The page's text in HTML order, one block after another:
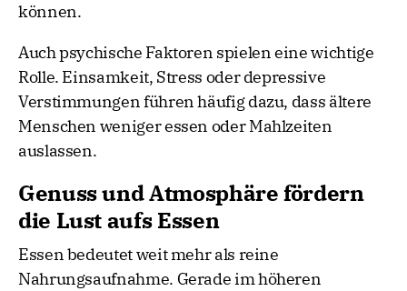
können.
Auch psychische Faktoren spielen eine wichtige
Rolle. Einsamkeit, Stress oder depressive
Verstimmungen führen häufig dazu, dass ältere
Menschen weniger essen oder Mahlzeiten
auslassen.
Genuss und Atmosphäre fördern
die Lust aufs Essen
Essen bedeutet weit mehr als reine
Nahrungsaufnahme. Gerade im höheren